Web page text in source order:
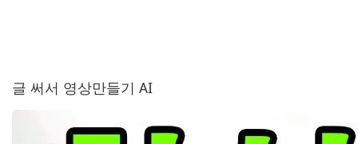
글 써서 영상만들기 AI